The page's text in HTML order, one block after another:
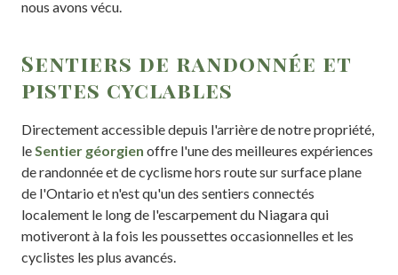
nous avons vécu.
Sentiers de randonnée et
pistes cyclables
Directement accessible depuis l'arrière de notre propriété,
leSentier géorgien offre l'une des meilleures expériences
de randonnée et de cyclisme hors route sur surface plane
de l'Ontario et n'est qu'un des sentiers connectés
localement le long de l'escarpement du Niagara qui
motiveront à la fois les poussettes occasionnelles et les
cyclistes les plus avancés.